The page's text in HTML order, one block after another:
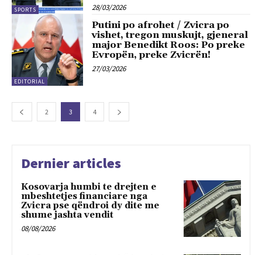
SPORTS 28/03/2026
EDITORIAL
Putini po afrohet / Zvicra po
vishet, tregon muskujt, gjeneral
major Benedikt Roos: Po preke
Evropën, preke Zvicrën!
27/03/2026
2 3 4
Dernier articles
Kosovarja humbi te drejten e
mbeshtetjes financiare nga
Zvicra pse qëndroi dy dite me
shume jashta vendit
08/08/2026